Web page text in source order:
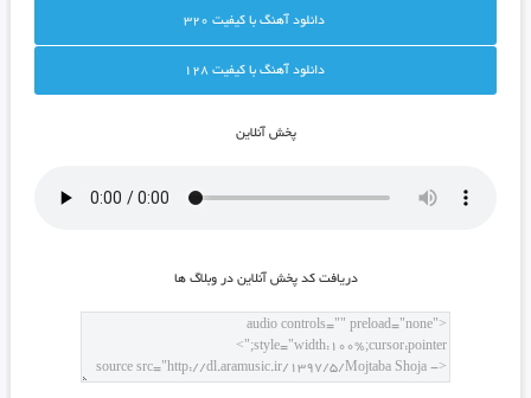
دانلود آهنگ با کيفيت 320
دانلود آهنگ با کيفيت 128
پخش آنلاين
دريافت کد پخش آنلاين در وبلاگ ها